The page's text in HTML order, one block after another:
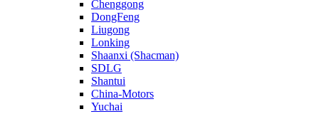
Chenggong
DongFeng
Liugong
Lonking
Shaanxi (Shacman)
SDLG
Shantui
China-Motors
Yuchai